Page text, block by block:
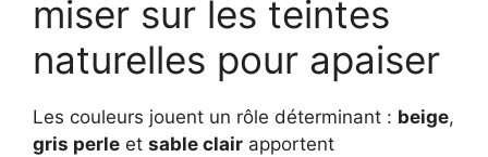
miser sur les teintes
naturelles pour apaiser
Les couleurs jouent un rôle déterminant : beige,
gris perle et sable clair apportent